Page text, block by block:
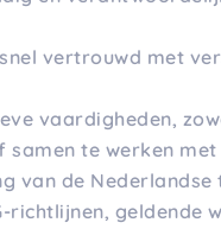
vertrouwd met
vaardigheden,
samen te werken
van de Nederlandse
richtlijnen, geldende